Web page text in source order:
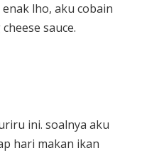
lho, aku cobain
sauce.
ini. soalnya aku
hari makan ikan